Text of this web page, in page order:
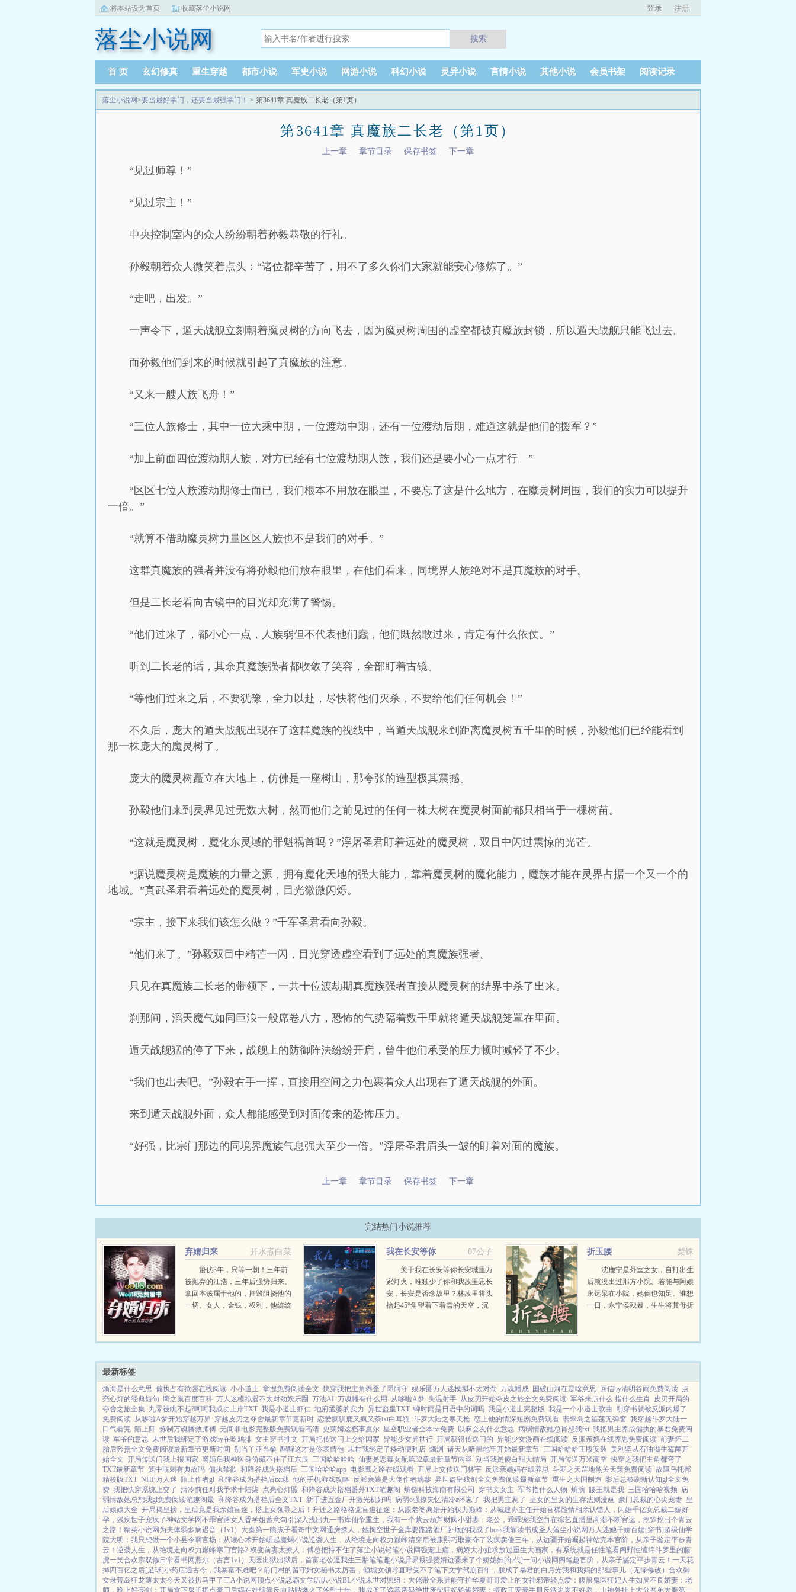
将本站设为首页 收藏落尘小说网 登录 注册
落尘小说网 搜索
首 页 玄幻修真 重生穿越 都市小说 军史小说 网游小说 科幻小说 灵异小说 言情小说 其他小说 会员书架 阅读记录
落尘小说网>要当最好掌门，还要当最强掌门！ > 第3641章 真魔族二长老（第1页）
第3641章 真魔族二长老（第1页）
上一章 章节目录 保存书签 下一章
“见过师尊！”
“见过宗主！”
中央控制室内的众人纷纷朝着孙毅恭敬的行礼。
孙毅朝着众人微笑着点头：“诸位都辛苦了，用不了多久你们大家就能安心修炼了。”
“走吧，出发。”
一声令下，遁天战舰立刻朝着魔灵树的方向飞去，因为魔灵树周围的虚空都被真魔族封锁，所以遁天战舰只能飞过去。
而孙毅他们到来的时候就引起了真魔族的注意。
“又来一艘人族飞舟！”
“三位人族修士，其中一位大乘中期，一位渡劫中期，还有一位渡劫后期，难道这就是他们的援军？”
“加上前面四位渡劫期人族，对方已经有七位渡劫期人族，我们还是要小心一点才行。”
“区区七位人族渡劫期修士而已，我们根本不用放在眼里，不要忘了这是什么地方，在魔灵树周围，我们的实力可以提升
一倍。”
“就算不借助魔灵树力量区区人族也不是我们的对手。”
这群真魔族的强者并没有将孙毅他们放在眼里，在他们看来，同境界人族绝对不是真魔族的对手。
但是二长老看向古镜中的目光却充满了警惕。
“他们过来了，都小心一点，人族弱但不代表他们蠢，他们既然敢过来，肯定有什么依仗。”
听到二长老的话，其余真魔族强者都收敛了笑容，全部盯着古镜。
“等他们过来之后，不要犹豫，全力以赴，尽快将他们灭杀，不要给他们任何机会！”
不久后，庞大的遁天战舰出现在了这群魔族的视线中，当遁天战舰来到距离魔灵树五千里的时候，孙毅他们已经能看到
那一株庞大的魔灵树了。
庞大的魔灵树矗立在大地上，仿佛是一座树山，那夸张的造型极其震撼。
孙毅他们来到灵界见过无数大树，然而他们之前见过的任何一株大树在魔灵树面前都只相当于一棵树苗。
“这就是魔灵树，魔化东灵域的罪魁祸首吗？”浮屠圣君盯着远处的魔灵树，双目中闪过震惊的光芒。
“据说魔灵树是魔族的力量之源，拥有魔化天地的强大能力，靠着魔灵树的魔化能力，魔族才能在灵界占据一个又一个的
地域。”真武圣君看着远处的魔灵树，目光微微闪烁。
“宗主，接下来我们该怎么做？”千军圣君看向孙毅。
“他们来了。”孙毅双目中精芒一闪，目光穿透虚空看到了远处的真魔族强者。
只见在真魔族二长老的带领下，一共十位渡劫期真魔族强者直接从魔灵树的结界中杀了出来。
刹那间，滔天魔气如同巨浪一般席卷八方，恐怖的气势隔着数千里就将遁天战舰笼罩在里面。
遁天战舰猛的停了下来，战舰上的防御阵法纷纷开启，曾牛他们承受的压力顿时减轻了不少。
“我们也出去吧。”孙毅右手一挥，直接用空间之力包裹着众人出现在了遁天战舰的外面。
来到遁天战舰外面，众人都能感受到对面传来的恐怖压力。
“好强，比宗门那边的同境界魔族气息强大至少一倍。”浮屠圣君眉头一皱的盯着对面的魔族。
上一章 章节目录 保存书签 下一章
完结热门小说推荐
开水煮白菜
弃婿归来
蛰伏3年，只等一朝！三年前
被抛弃的江浩，三年后强势归来。
拿回本该属于他的，摧毁阻挠他的
一切。女人，金钱，权利，他统统
07公子
我在长安等你
关于我在长安等你长安城里万
家灯火，唯独少了你和我故里思长
安，长安是否念故里？林故里将头
抬起45°角望着下着雪的天空，沉
来幸福的样子长安，以后我们能不
梨铢
折玉腰
沈鹿宁是外室之女，自打出生
后就没出过那方小院。若能与阿娘
永远呆在小院，她倒也知足。谁想
一日，永宁侯残暴，生生将其母折
怨了结，她本打算...
最新标签
熵海是什么意思 偏执占有欲强在线阅读 小小道士 拿捏免费阅读全文 快穿我把主角养歪了墨阿守 娱乐圈万人迷模拟不太对劲 万魂幡成 国破山河在是啥意思 回信by清明谷雨免费阅读 点
亮心灯的经典短句 鹰之巢百度百科 万人迷模拟器不太对劲娱乐圈 万法AI 万魂幡有什么用 从哆啦A梦 失温射手 从皮刃开始夺皮之旅全文免费阅读 军爷来点什么 指什么生肖
皮刃开局的
夺舍之旅全集 九零被瞧不起?呵呵我成功上岸TXT 我是小道士虾仁 地府孟婆的实力 异世盗皇TXT 蝉时雨是日语中的词吗 我是小道士完整版 我是一个小道士歌曲
刚穿书就被反派内爆了
免费阅读 从哆啦A梦开始穿越万界 穿越皮刃之夺舍最新章节更新时 恋爱脑驯鹿又疯又茶txt白耳猫 斗罗大陆之寒天枪 恋上他的情深短剧免费观看 翡翠岛之笙莲无弹窗 我穿越斗罗大陆一
口气看完 陌上阡 炼制万魂幡救师傅 无间罪电影完整版免费观看高清 史莱姆这档事夏尔 星空职业者全本txt免费 以麻会友什么意思 病弱情敌她总肖想我txt 我把男主养成偏执的暴君免费阅
读 军爷的意思 末世后我绑定了游戏by在吃鸡排 女主穿书推文 开局把传送门上交给国家 异能少女异世行 开局获得传送门的 异能少女漫画在线阅读 反派亲妈在线养崽免费阅读 前妻怀二
胎后矜贵全文免费阅读最新章节更新时间
别当丫亚当桑 醒醒这才是你表情包 末世我绑定了移动便利店 熵渊 诸天从暗黑地牢开始最新章节 三国哈哈哈正版安装 美利坚从石油滋生霉菌开
始全文 开局传送门我上报国家 离婚后我神医身份藏不住了江东辰 三国哈哈哈哈 仙妻是恶毒女配第32章最新章节内容 别当我是傻白甜大结局 开局传送万米高空 快穿之我把主角都弯了
TXT最新章节 笼中取刺有典故吗 偏执禁欲 和降谷成为搭档后 三国哈哈哈app 电影鹰之路在线观看 开局上交传送门林宇 反派亲娘妈在线养崽 斗罗之天罡地煞关天策免费阅读 故障乌托邦
精校版TXT NHP万人迷 陌上作者gl 和降谷成为搭档后txt载 他的手机游戏攻略 反派亲娘是大佬作者璃黎 异世盗皇残剑全文免费阅读最新章节 重生之大国制造 影后总被刷新认知gl全文免
费 我把快穿系统上交了 清冷前任对我予求十陆柒 点亮心灯照 和降谷成为搭档番外TXT笔趣阁 熵链科技海南有限公司 穿书文女主 军爷指什么人物 熵演 腰王就是我 三国哈哈哈视频 病
弱情敌她总想我gl免费阅读笔趣阁最 和降谷成为搭档后全文TXT 新手进五金厂开激光机好吗 病弱o强撩失忆清冷a怀崽了 我把男主惹了 皇女的皇女的生存法则漫画 豪门总裁的心尖宠妻 皇
后娘娘大全 开局揭皇榜，皇后竟是我亲娘官途，搭上女领导之后！ 升迁之路格格党官道征途：从跟老婆离婚开始权力巅峰：从城建办主任开始官梯险情相亲认错人，闪婚千亿女总裁二嫁好
孕，残疾世子宠疯了神站文学网不乖官路女人香学姐蓄意勾引 深入浅出 九一书库仙帝重生，我有一个紫云葫芦财阀小甜妻：老公，乖乖宠我空白在综艺直播里高潮不断官运，挖笋挖出个青云
之路！ 精英小说网 为夫体弱多病迟音（1v1） 大秦第一熊孩子看奇中文网通房撩人，她掏空世子金库要跑路酒厂卧底的我成了boss我靠读书成圣人落尘小说网万人迷她千娇百媚[穿书] 超级仙学
院大明：我只想做一个小县令啊官场：从读心术开始崛起魔蝎小说逆袭人生，从绝境走向权力巅峰清穿后被康熙巧取豪夺了装疯卖傻三年，从边疆开始崛起神站完本官阶，从亲子鉴定平步青
云！ 逆袭人生，从绝境走向权力巅峰寒门官路2:权变前妻太撩人：傅总把持不住了落尘小说铅笔小说网强宠上瘾，病娇大小姐求放过重生大画家，有系统就是任性笔看阁 野性缠绵斗罗里的藤
虎一笑合欢宗双修日常看书网燕尔（古言1v1） 天医出狱出狱后，首富老公逼我生三胎笔笔趣小说异界最强赘婿边疆来了个娇媳妇[年代]一问小说网 阁笔趣官阶，从亲子鉴定平步青云！ 一天花
掉四百亿之后[足球]小药店通古今，我暴富不难吧？ 前门村的留守妇女秘书太厉害，倾城女领导直呼受不了笔下文学驾崩百年，朕成了暴君的白月光我和我妈的那些事儿（无绿修改） 合欢御
女录荒岛狂龙薄太太今天又被扒马甲了 三A小说网顶点小说恶霸文学叭叭小说BL小说末世对照组：大佬带全系异能守护华夏哥哥爱上的女神邪帝轻点爱：腹黑鬼医狂妃人生如局不良娇妻：老
师，晚上好亮剑：开局拿下鬼子据点豪门后妈在娃综靠反向贴贴爆火了签到十年，我成圣了诡墓密码绝世废柴狂妃锦鲤娇妻：摄政王宠妻手册反派崽崽不好养，山神外挂上大分吾弟大秦第一